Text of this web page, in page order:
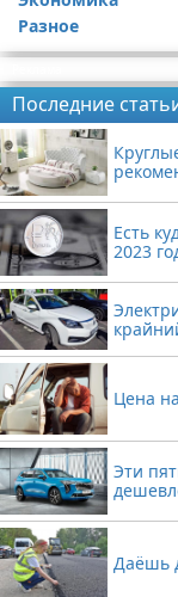
Разное
Последние
Есть
2023
Цена
Эти
Даёшь